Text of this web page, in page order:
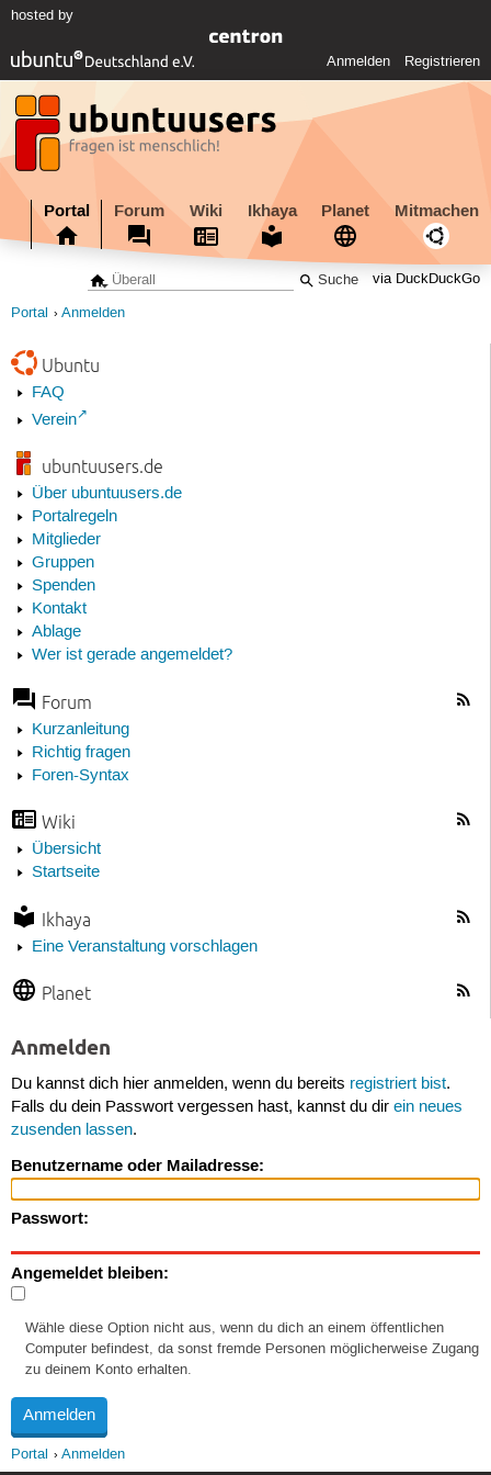
hosted by
Anmelden Registrieren
Portal Forum Wiki Ikhaya Planet Mitmachen
via DuckDuckGo
Portal Anmelden
Ubuntu
FAQ
Verein
ubuntuusers.de
Über ubuntuusers.de
Portalregeln
Mitglieder
Gruppen
Spenden
Kontakt
Ablage
Wer ist gerade angemeldet?
Forum
Kurzanleitung
Richtig fragen
Foren-Syntax
Wiki
Übersicht
Startseite
Ikhaya
Eine Veranstaltung vorschlagen
Planet
Anmelden
Du kannst dich hier anmelden, wenn du bereits registriert bist.
Falls du dein Passwort vergessen hast, kannst du dir ein neues
zusenden lassen.
Benutzername oder Mailadresse:
Passwort:
Angemeldet bleiben:
Wähle diese Option nicht aus, wenn du dich an einem öffentlichen
Computer befindest, da sonst fremde Personen möglicherweise Zugang
zu deinem Konto erhalten.
Portal Anmelden